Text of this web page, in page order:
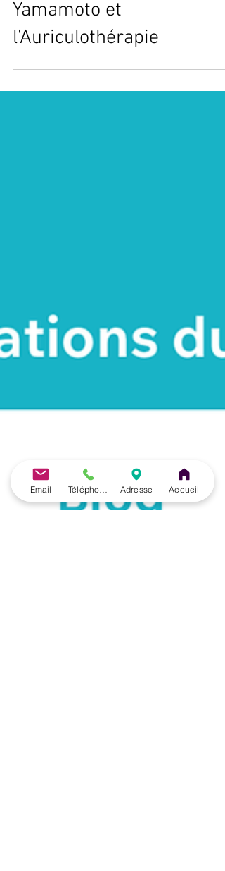
Mystérieuse tendinite au
coude : Synergies entre la
Cranioacupuncture du Dr.
Yamamoto et
Email Adresse Accueil